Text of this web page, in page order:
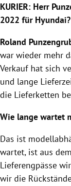
KURIER: Herr
2022 für Hyundai?
Roland
war wieder mehr
Verkauf hat sich
und lange
die Lieferketten
Wie lange wartet
Das ist
wartet, ist aus
Lieferengpässe
wir die